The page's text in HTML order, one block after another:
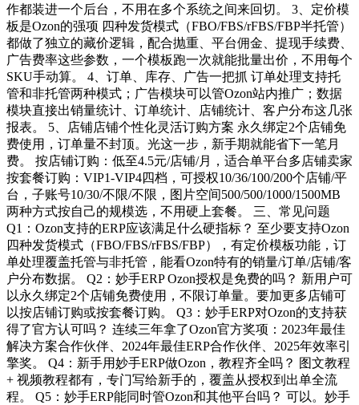
作都装进一个后台，不用在多个系统之间来回切。 3、定价模
板是Ozon的强项 四种发货模式（FBO/FBS/rFBS/FBP半托管）
都做了独立的藏价逻辑，配合抛重、平台佣金、提现手续费、
广告费率这些参数，一个模板跑一次就能批量出价，不用每个
SKU手动算。 4、订单、库存、广告一把抓 订单处理支持托
管和非托管两种模式；广告模块可以管Ozon站内推广；数据
模块直接出销量统计、订单统计、店铺统计、客户分布这几张
报表。 5、店铺店铺个性化灵活订购方案 永久绑定2个店铺免
费使用，订单量不封顶。光这一步，新手期就能省下一笔月
费。 按店铺订购：低至4.5元/店铺/月，适合单平台多店铺卖家
按套餐订购：VIP1-VIP4四档，可授权10/36/100/200个店铺/平
台，子账号10/30/不限/不限，图片空间500/500/1000/1500MB
两种方式按自己的规模选，不用硬上套餐。 三、常见问题
Q1：Ozon支持的ERP应该满足什么硬指标？ 至少要支持Ozon
四种发货模式（FBO/FBS/rFBS/FBP），有定价模板功能，订
单处理覆盖托管与非托管，能看Ozon特有的销量/订单/店铺/客
户分布数据。 Q2：妙手ERP Ozon授权是免费的吗？ 新用户可
以永久绑定2个店铺免费使用，不限订单量。要加更多店铺可
以按店铺订购或按套餐订购。 Q3：妙手ERP对Ozon的支持获
得了官方认可吗？ 连续三年拿了Ozon官方奖项：2023年最佳
解决方案合作伙伴、2024年最佳ERP合作伙伴、2025年效率引
擎奖。 Q4：新手用妙手ERP做Ozon，教程齐全吗？ 图文教程
+ 视频教程都有，专门写给新手的，覆盖从授权到出单全流
程。 Q5：妙手ERP能同时管Ozon和其他平台吗？ 可以。妙手